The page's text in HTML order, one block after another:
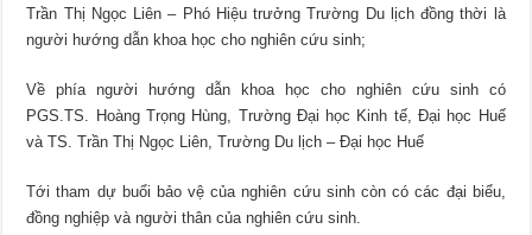
Trần Thị Ngọc Liên – Phó Hiệu trưởng Trường Du lịch đồng thời là
người hướng dẫn khoa học cho nghiên cứu sinh;
Về phía người hướng dẫn khoa học cho nghiên cứu sinh có
PGS.TS. Hoàng Trọng Hùng, Trường Đại học Kinh tế, Đại học Huế
và TS. Trần Thị Ngọc Liên, Trường Du lịch – Đại học Huế
Tới tham dự buổi bảo vệ của nghiên cứu sinh còn có các đại biểu,
đồng nghiệp và người thân của nghiên cứu sinh.